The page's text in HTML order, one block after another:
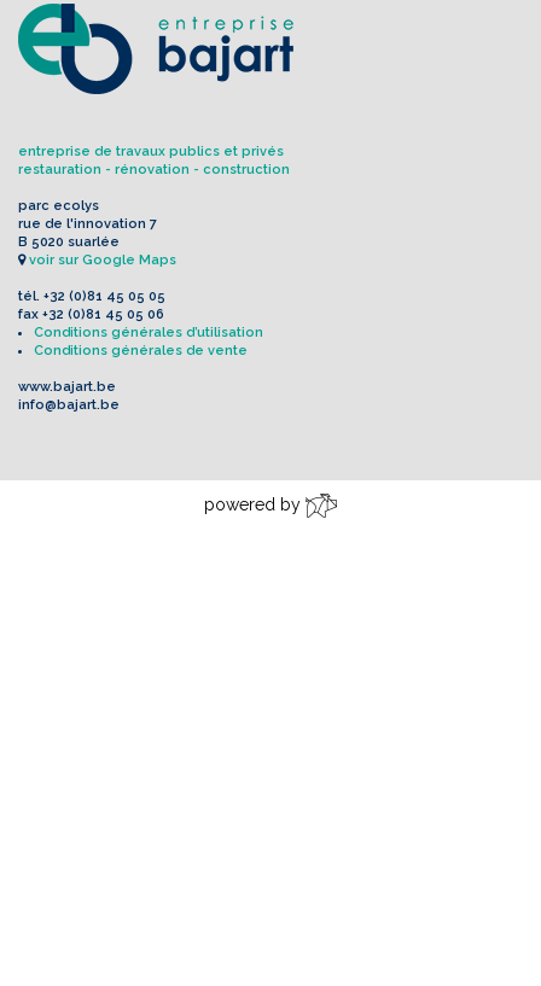
entreprise de travaux publics et privés
restauration - rénovation - construction
parc ecolys
rue de l'innovation 7
B 5020 suarlée
voir sur Google Maps
tél. +32 (0)81 45 05 05
fax +32 (0)81 45 05 06
Conditions générales d’utilisation
Conditions générales de vente
www.bajart.be
info@bajart.be
powered by